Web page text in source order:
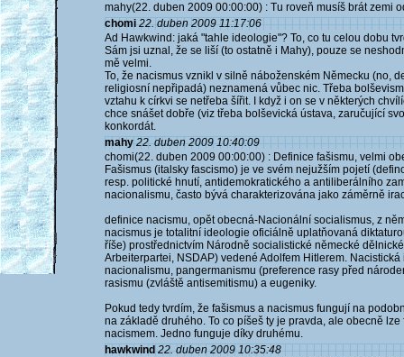
mahy(22. duben 2009 00:00:00) : Tu roveň musíš brát zemi
chomi 22. duben 2009 11:17:06
Ad Hawkwind: jaká "tahle ideologie"? To, co tu celou dobu
Sám jsi uznal, že se liší (to ostatně i Mahy), pouze se
mě velmi.
To, že nacismus vznikl v silně náboženském Německu (no,
religiosní nepřipadá) neznamená vůbec nic. Třeba
vztahu k církvi se netřeba šířit. I když i on se v některých
chce snášet dobře (viz třeba bolševická ústava, zaručující
konkordát.
mahy 22. duben 2009 10:40:09
chomi(22. duben 2009 00:00:00) : Definice fašismu, velmi
Fašismus (italsky fascismo) je ve svém nejužším pojetí
resp. politické hnutí, antidemokratického a antiliberálního
nacionalismu, často bývá charakterizována jako záměrně
definice nacismu, opět obecná-Nacionální socialismus, z
nacismus je totalitní ideologie oficiálně uplatňovaná
říše) prostřednictvím Národně socialistické německé
Arbeiterpartei, NSDAP) vedené Adolfem Hitlerem.
nacionalismu, pangermanismu (preference rasy před
rasismu (zvláště antisemitismu) a eugeniky.
Pokud tedy tvrdím, že fašismus a nacismus fungují na
na základě druhého. To co píšeš ty je pravda, ale obecně
nacismem. Jedno funguje díky druhému.
hawkwind 22. duben 2009 10:35:48